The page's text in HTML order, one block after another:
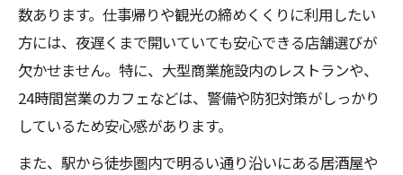
数あります。仕事帰りや観光の締めくくりに利用したい
方には、夜遅くまで開いていても安心できる店舗選びが
欠かせません。特に、大型商業施設内のレストランや、
24時間営業のカフェなどは、警備や防犯対策がしっかり
しているため安心感があります。
また、駅から徒歩圏内で明るい通り沿いにある居酒屋や